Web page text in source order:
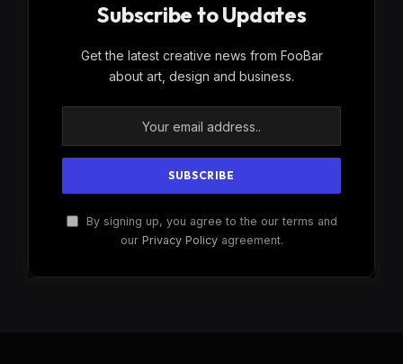
Subscribe to Updates
Get the latest creative news from FooBar
about art, design and business.
By signing up, you agree to the our terms and
our Privacy Policyagreement.